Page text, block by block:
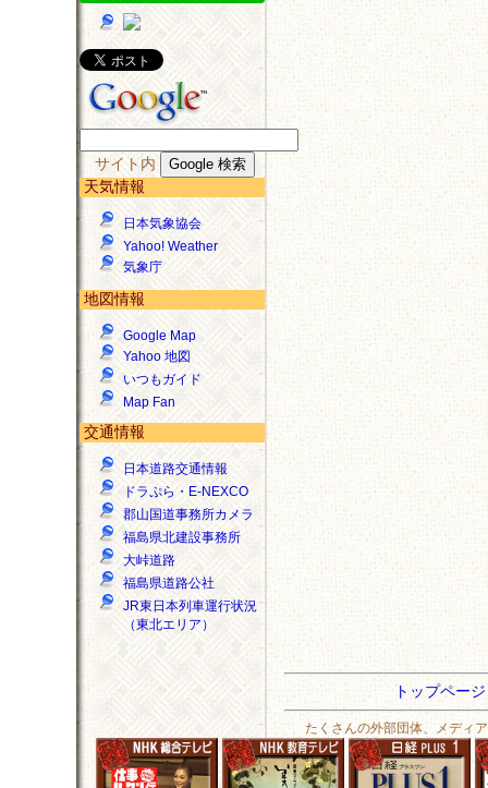
サイト内
天気情報
日本気象協会
Yahoo! Weather
気象庁
地図情報
Google Map
Yahoo 地図
いつもガイド
Map Fan
交通情報
日本道路交通情報
ドラぷら・E-NEXCO
郡山国道事務所カメラ
福島県北建設事務所
大峠道路
福島県道路公社
JR東日本列車運行状況
（東北エリア）
トップペー
たくさんの外部団体、メディ